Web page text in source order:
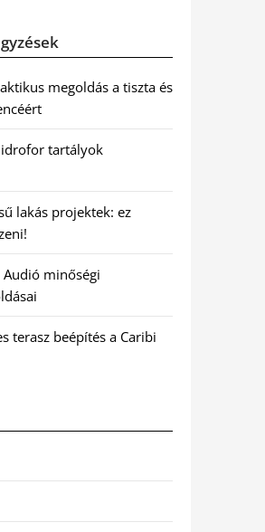
megoldás a tiszta és
tartályok
lakás projektek: ez
Audió minőségi
terasz beépítés a Caribi